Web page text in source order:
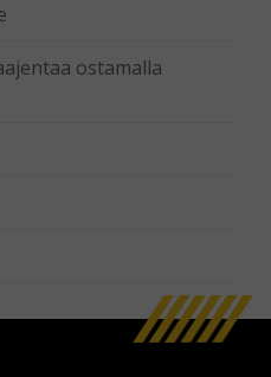
ostamalla